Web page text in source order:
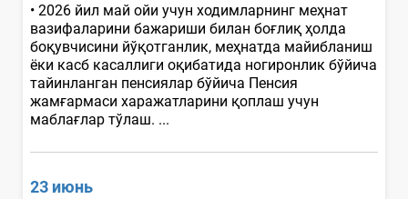
• 2026 йил май ойи учун ходимларнинг меҳнат
вазифаларини бажариши билан боғлиқ ҳолда
боқувчисини йўқотганлик, меҳнатда майибланиш
ёки касб касаллиги оқибатида ногиронлик бўйича
тайинланган пенсиялар бўйича Пенсия
жамғармаси харажатларини қоплаш учун
маблағлар тўлаш. ...
23 июнь